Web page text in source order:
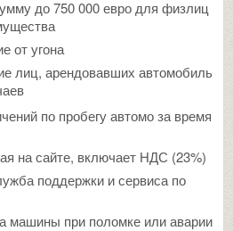
до 750 000 евро для физлиц
от угона
лиц, арендовавших автомобиль
по пробегу автомо за время
на сайте, включает НДС (23%)
поддержки и сервиса по
машины при поломке или аварии